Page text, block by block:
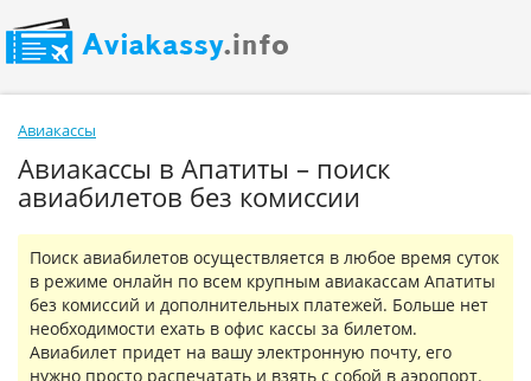
Авиакассы
Авиакассы в Апатиты – поиск
авиабилетов без комиссии
Поиск авиабилетов осуществляется в любое время суток
в режиме онлайн по всем крупным авиакассам Апатиты
без комиссий и дополнительных платежей. Больше нет
необходимости ехать в офис кассы за билетом.
Авиабилет придет на вашу электронную почту, его
нужно просто распечатать и взять с собой в аэропорт.